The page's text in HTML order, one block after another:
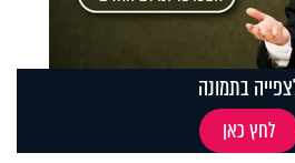
בתמונה
לחץ כאן